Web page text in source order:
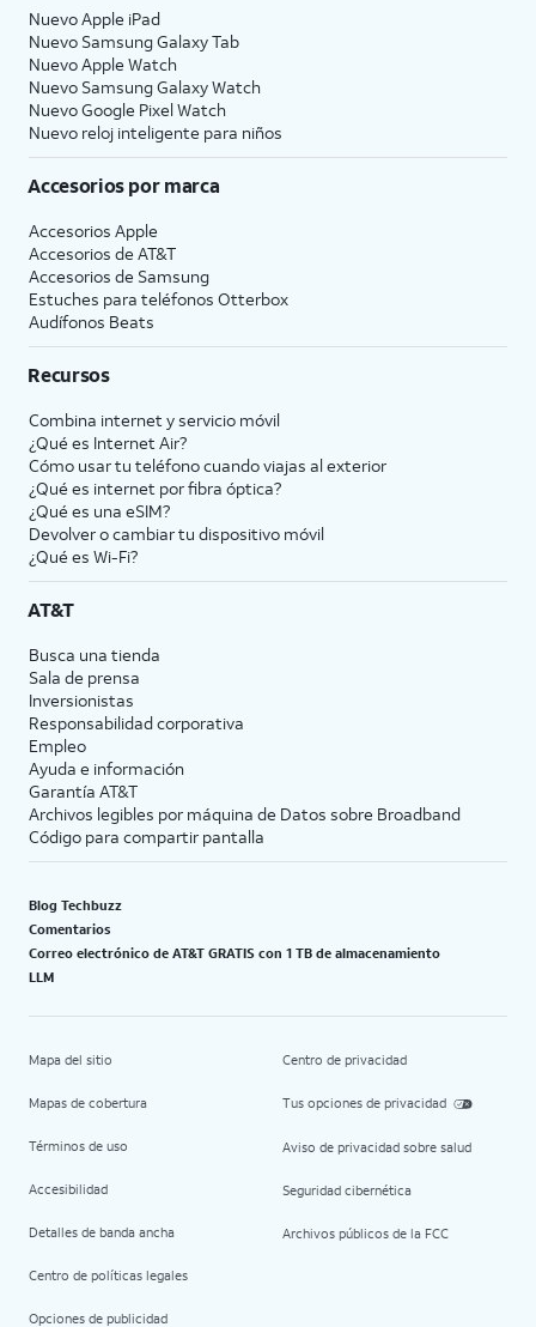
Nuevo Apple iPad
Nuevo Samsung Galaxy Tab
Nuevo Apple Watch
Nuevo Samsung Galaxy Watch
Nuevo Google Pixel Watch
Nuevo reloj inteligente para niños
Accesorios por marca
Accesorios Apple
Accesorios de AT&T
Accesorios de Samsung
Estuches para teléfonos Otterbox
Audífonos Beats
Recursos
Combina internet y servicio móvil
¿Qué es Internet Air?
Cómo usar tu teléfono cuando viajas al exterior
¿Qué es internet por fibra óptica?
¿Qué es una eSIM?
Devolver o cambiar tu dispositivo móvil
¿Qué es Wi-Fi?
AT&T
Busca una tienda
Sala de prensa
Inversionistas
Responsabilidad corporativa
Empleo
Ayuda e información
Garantía AT&T
Archivos legibles por máquina de Datos sobre Broadband
Código para compartir pantalla
Blog Techbuzz
Comentarios
Correo electrónico de AT&T GRATIS con 1 TB de almacenamiento
LLM
Mapa del sitio
Mapas de cobertura
Términos de uso
Accesibilidad
Detalles de banda ancha
Centro de políticas legales
Opciones de publicidad
Centro de privacidad
Tus opciones de privacidad
Aviso de privacidad sobre salud
Seguridad cibernética
Archivos públicos de la FCC